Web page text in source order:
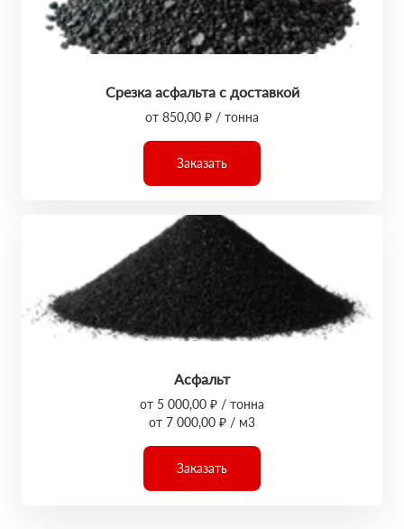
Срезка асфальта с доставкой
от 850,00 ₽ / тонна
Заказать
Асфальт
от 5 000,00 ₽ / тонна
от 7 000,00 ₽ / м3
Заказать